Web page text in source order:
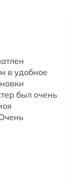
в удобное
был очень